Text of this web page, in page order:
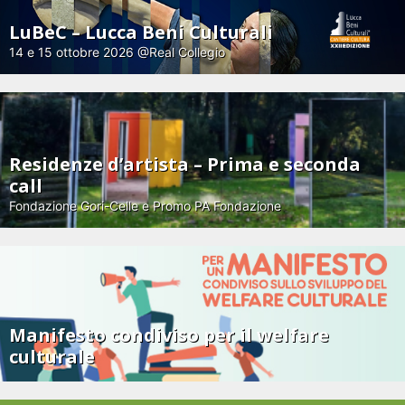
LuBeC – Lucca Beni Culturali
14 e 15 ottobre 2026 @Real Collegio
Residenze d’artista – Prima e seconda
call
Fondazione Gori-Celle e Promo PA Fondazione
Manifesto condiviso per il welfare
culturale